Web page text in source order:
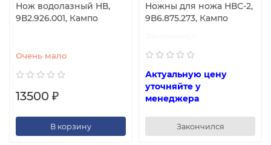
Нож водолазный НВ,
9В2.926.001, Кампо
Очень мало
13500 ₽
В корзину
Ножны для ножа НВС-2,
9В6.875.273, Кампо
Актуальную цену
уточняйте у
менеджера
Закончился